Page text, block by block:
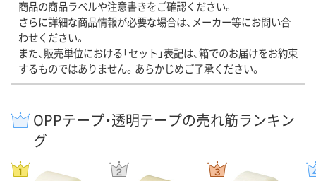
商品の商品ラベルや注意書きをご確認ください。
さらに詳細な商品情報が必要な場合は、メーカー等にお問い合
わせください。
また、販売単位における「セット」表記は、箱でのお届けをお約束
するものではありません。あらかじめご了承ください。
OPPテープ・透明テープの売れ筋ランキン
グ